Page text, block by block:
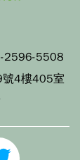
2596-5508
號4樓405室